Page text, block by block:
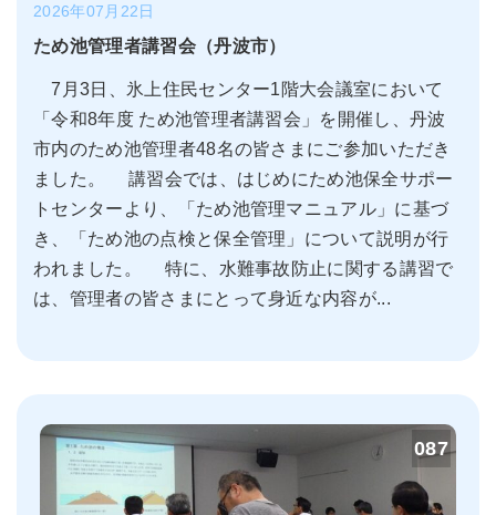
2026年07月22日
ため池管理者講習会（丹波市）
7月3日、氷上住民センター1階大会議室において
「令和8年度 ため池管理者講習会」を開催し、丹波
市内のため池管理者48名の皆さまにご参加いただき
ました。 講習会では、はじめにため池保全サポー
トセンターより、「ため池管理マニュアル」に基づ
き、「ため池の点検と保全管理」について説明が行
われました。 特に、水難事故防止に関する講習で
は、管理者の皆さまにとって身近な内容が...
087